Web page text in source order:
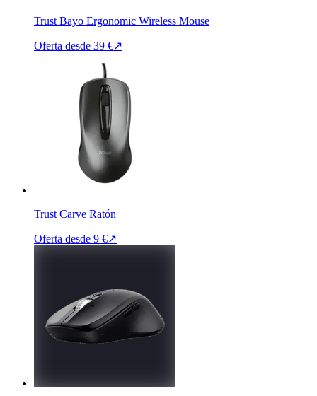
Trust Bayo Ergonomic Wireless Mouse
Oferta desde 39 €↗
Trust Carve Ratón
Oferta desde 9 €↗